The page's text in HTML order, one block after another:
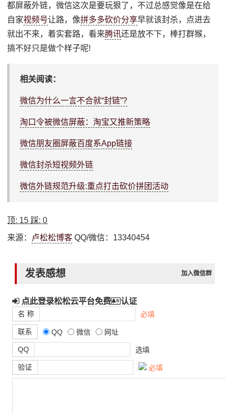
都屏蔽外链，微信这次是要玩狠了，不过总感觉像是在给
自家视频号让路，像拼多多砍价分享早就该封杀，点进去
就出不来，着实套路，看来腾讯还是放不下，棒打群猴，
搞不好只是做个样子呢!
相关阅读：
微信为什么一言不合就“封链”?
淘口令被微信屏蔽：淘宝又推新策略
微信朋友圈屏蔽百度系App链接
微信封杀短视频外链
微信外链规范升级:重点打击砍价拼团活动
顶: 15 踩:0
来源： 卢松松博客 QQ/微信：13340454
发表感想 加入微信群
点此登录松松云平台免费 认证
名 称 必填
联系 QQ 微信 网址
QQ 选填
验证 必填